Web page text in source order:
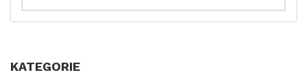
KATEGORIE